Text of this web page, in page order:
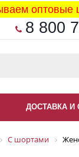
оптовые
8 800
ДОСТАВКА И
С шортами